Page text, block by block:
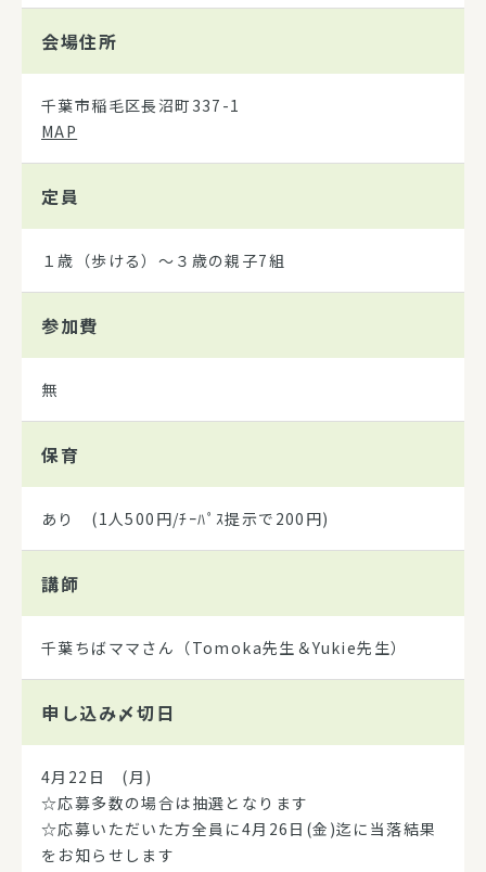
会場住所
千葉市稲毛区長沼町337-1
MAP
定員
１歳（歩ける）～３歳の親子7組
参加費
無
保育
あり (1人500円/ﾁｰﾊﾟｽ提示で200円)
講師
千葉ちばママさん（Tomoka先生＆Yukie先生）
申し込み〆切日
4月22日 (月)
☆応募多数の場合は抽選となります
☆応募いただいた方全員に4月26日(金)迄に当落結果
をお知らせします